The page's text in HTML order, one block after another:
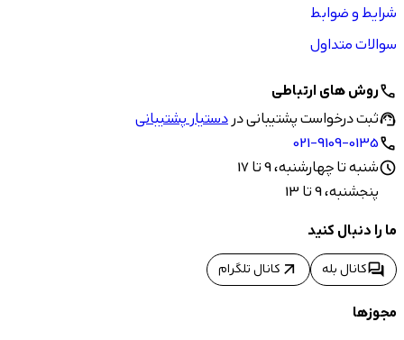
شرایط و ضوابط
سوالات متداول
callروش های ارتباطی
support_agentثبت درخواست پشتیبانی دردستیار پشتیبانی
call
021-9109-0135
scheduleشنبه تا چهارشنبه، 9 تا 17
پنجشنبه، 9 تا 13
ما را دنبال کنید
forumکانال بله arrow_outward کانال تلگرام
مجوزها